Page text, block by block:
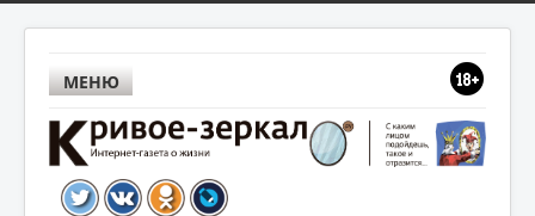
МЕНЮ